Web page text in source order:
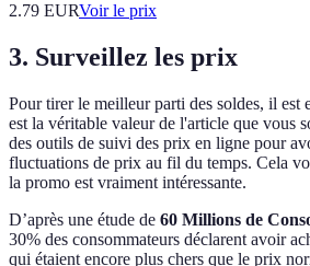
2.79 EURVoir le prix
3. Surveillez les prix
Pour tirer le meilleur parti des soldes, il est
est la véritable valeur de l'article que vous
des outils de suivi des prix en ligne pour
fluctuations de prix au fil du temps. Cela
la promo est vraiment intéressante.
D’après une étude de 60 Millions de
30% des consommateurs déclarent avoir
qui étaient encore plus chers que le prix